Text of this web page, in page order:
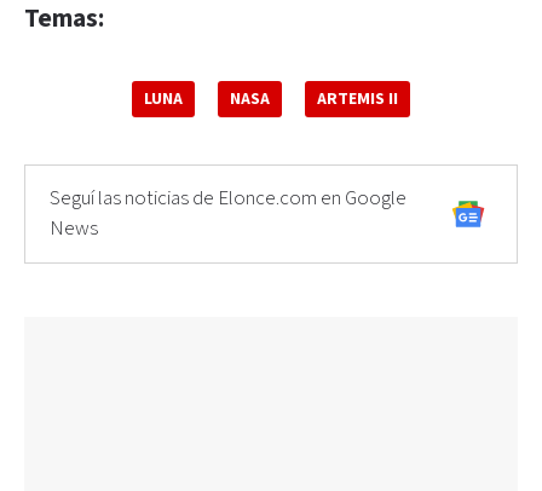
Temas:
LUNA NASA ARTEMIS II
Seguí las noticias de Elonce.com en Google
News